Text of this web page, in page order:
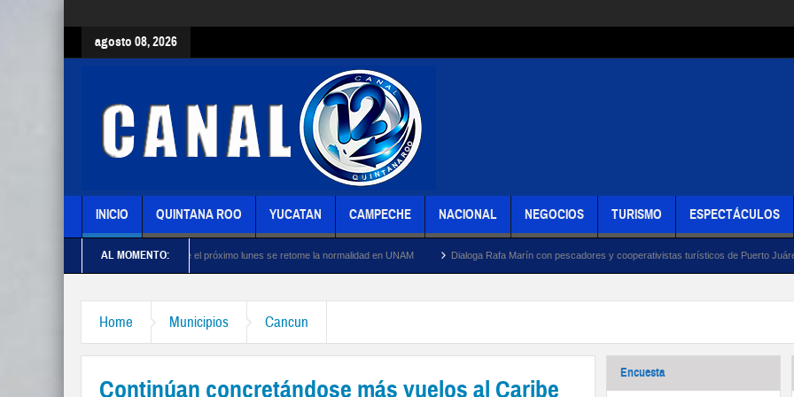
agosto 08, 2026
INICIO QUINTANA ROO YUCATAN CAMPECHE NACIONAL NEGOCIOS TURISMO ESPECTÁCULOS
AL MOMENTO:
Monreal confía que el próximo lunes se retome la normalidad en UNAM Dialoga Rafa Marín con pescadores y cooperativistas turísticos de Puerto Juárez sobre los
Home Municipios Cancun
Continúan concretándose más vuelos al Caribe
Encuesta